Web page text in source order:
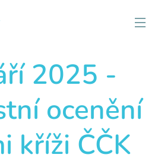
2025 -
ocenění
kříži ČČK